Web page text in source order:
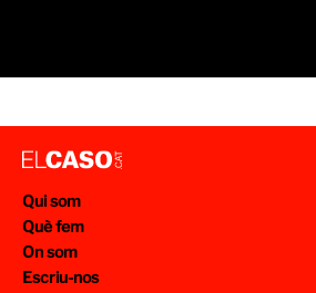
Qui som
Què fem
On som
Escriu-nos